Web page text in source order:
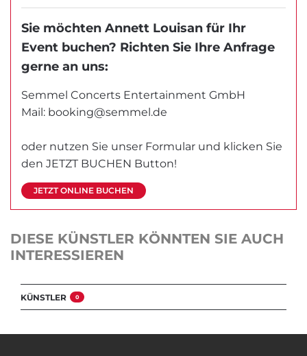
Sie möchten Annett Louisan für Ihr
Event buchen? Richten Sie Ihre Anfrage
gerne an uns:
Semmel Concerts Entertainment GmbH
Mail: booking@semmel.de
oder nutzen Sie unser Formular und klicken Sie
den JETZT BUCHEN Button!
JETZT ONLINE BUCHEN
DIESE KÜNSTLER KÖNNTEN SIE AUCH
INTERESSIEREN
KÜNSTLER 0